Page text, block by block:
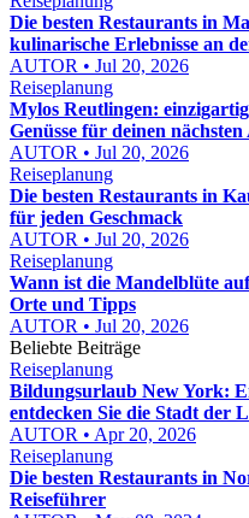
Die besten Restaurants in
kulinarische Erlebnisse an
AUTOR • Jul 20, 2026
Reiseplanung
Mylos Reutlingen:
Genüsse für deinen nächsten
AUTOR • Jul 20, 2026
Reiseplanung
Die besten Restaurants in
für jeden Geschmack
AUTOR • Jul 20, 2026
Reiseplanung
Wann ist die Mandelblüte
Orte und Tipps
AUTOR • Jul 20, 2026
Beliebte Beiträge
Reiseplanung
Bildungsurlaub New York:
entdecken Sie die Stadt der
AUTOR • Apr 20, 2026
Reiseplanung
Die besten Restaurants in
Reiseführer